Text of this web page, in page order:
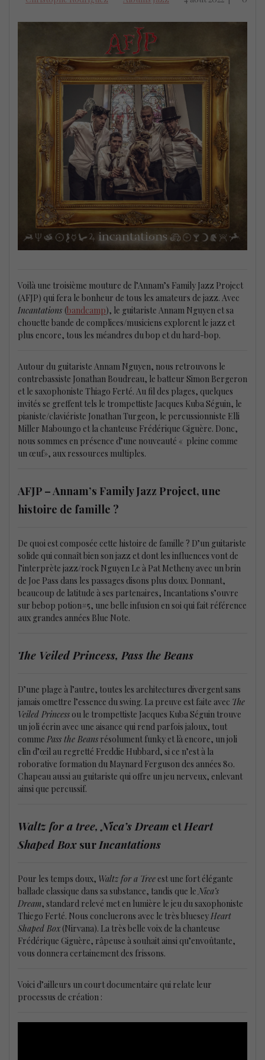
Voilà une troisième mouture de l’Annam’s Family Jazz Project
(AFJP) qui fera le bonheur de tous les amateurs de jazz. Avec
Incantations (bandcamp), le guitariste Annam Nguyen et sa
chouette bande de complices/musiciens explorent le jazz et
plus encore, tous les méandres du bop et du hard-bop.
Autour du guitariste Annam Nguyen, nous retrouvons le
contrebassiste Jonathan Boudreau, le batteur Simon Bergeron
et le saxophoniste Thiago Ferté. Au fil des plages, quelques
invités se greffent tels le trompettiste Jacques Kuba Séguin, le
pianiste/claviériste Jonathan Turgeon, le percussionniste Elli
Miller Maboungo et la chanteuse Frédérique Giguère. Donc,
nous sommes en présence d’une nouveauté « pleine comme
un œuf», aux ressources multiples.
AFJP – Annam’s Family Jazz Project, une
histoire de famille ?
De quoi est composée cette histoire de famille ? D’un guitariste
solide qui connaît bien son jazz et dont les influences vont de
l’interprète jazz/rock Nguyen Le à Pat Metheny avec un brin
de Joe Pass dans les passages disons plus doux. Donnant,
beaucoup de latitude à ses partenaires, Incantations s’ouvre
sur bebop potion#5, une belle infusion en soi qui fait référence
aux grandes années Blue Note.
The Veiled Princess, Pass the Beans
D’une plage à l’autre, toutes les architectures divergent sans
jamais omettre l’essence du swing. La preuve est faite avec The
Veiled Princess ou le trompettiste Jacques Kuba Séguin trouve
un joli écrin avec une aisance qui rend parfois jaloux, tout
comme Pass the Beans résolument funky et là encore, un joli
clin d’œil au regretté Freddie Hubbard, si ce n’est à la
roborative formation du Maynard Ferguson des années 80.
Chapeau aussi au guitariste qui offre un jeu nerveux, enlevant
ainsi que percussif.
Waltz for a tree, Nica’s Dream et Heart
Shaped Box sur Incantations
Pour les temps doux, Waltz for a Tree est une fort élégante
ballade classique dans sa substance, tandis que le Nica’s
Dream, standard relevé met en lumière le jeu du saxophoniste
Thiego Ferté. Nous concluerons avec le très bluesey Heart
Shaped Box (Nirvana). La très belle voix de la chanteuse
Frédérique Giguère, râpeuse à souhait ainsi qu’envoûtante,
vous donnera certainement des frissons.
Voici d’ailleurs un court documentaire qui relate leur
processus de création :